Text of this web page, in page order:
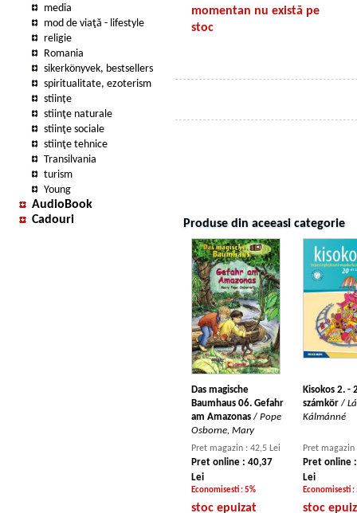
media
mod de viaţă - lifestyle
religie
Romania
sikerkönyvek, bestsellers
spiritualitate, ezoterism
stiințe
stiinţe naturale
stiinţe sociale
stiinţe tehnice
Transilvania
turism
Young
AudioBook
Cadouri
momentan nu există pe
stoc
Produse din aceeasi categorie
Das magische
Baumhaus 06. Gefahr
am Amazonas / Pope
Osborne, Mary
Kisokos 2. -
számkör /
Kálmánné
Pret magazin : 42,5 Lei
Pret online : 40,37
Lei
Economisesti : 5%
Pret magazin
Pret online
Lei
Economisesti :
stoc epuizat stoc